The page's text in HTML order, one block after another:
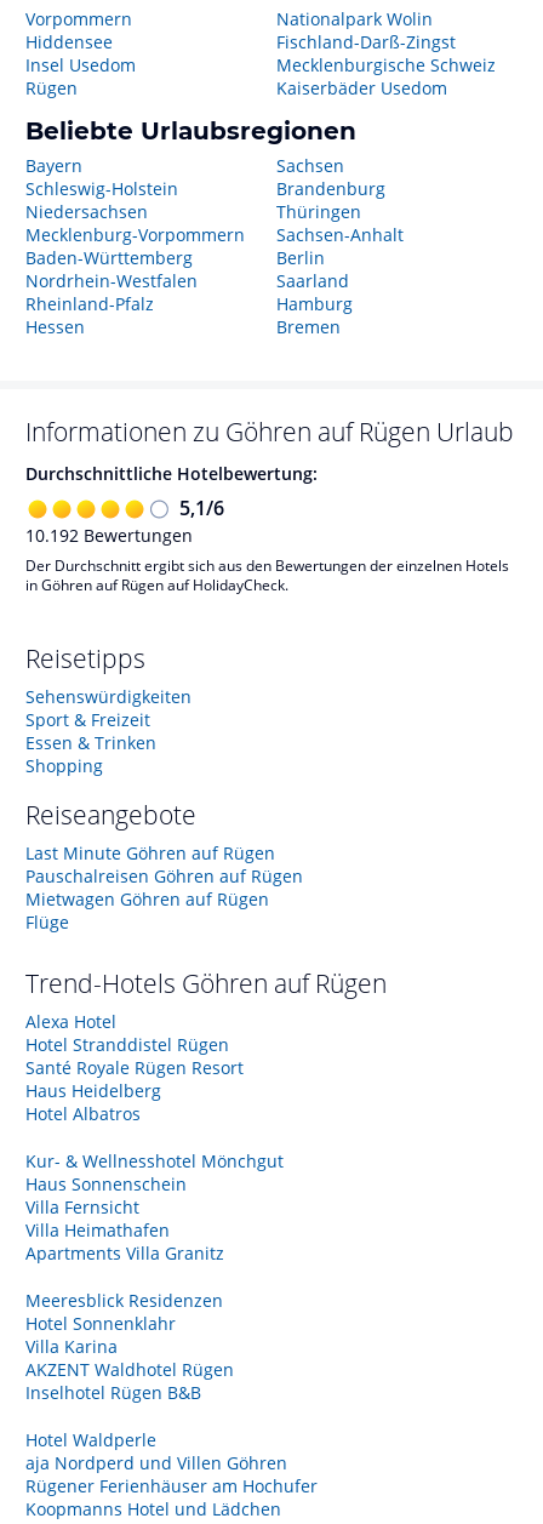
Vorpommern
Hiddensee
Insel Usedom
Rügen
Nationalpark Wolin
Fischland-Darß-Zingst
Mecklenburgische Schweiz
Kaiserbäder Usedom
Beliebte Urlaubsregionen
Bayern
Schleswig-Holstein
Niedersachsen
Mecklenburg-Vorpommern
Baden-Württemberg
Nordrhein-Westfalen
Rheinland-Pfalz
Hessen
Sachsen
Brandenburg
Thüringen
Sachsen-Anhalt
Berlin
Saarland
Hamburg
Bremen
Informationen zu Göhren auf Rügen Urlaub
Durchschnittliche Hotelbewertung:
5,1/6
10.192 Bewertungen
Der Durchschnitt ergibt sich aus den Bewertungen der einzelnen Hotels
in Göhren auf Rügen auf HolidayCheck.
Reisetipps
Sehenswürdigkeiten
Sport & Freizeit
Essen & Trinken
Shopping
Reiseangebote
Last Minute Göhren auf Rügen
Pauschalreisen Göhren auf Rügen
Mietwagen Göhren auf Rügen
Flüge
Trend-Hotels Göhren auf Rügen
Alexa Hotel
Hotel Stranddistel Rügen
Santé Royale Rügen Resort
Haus Heidelberg
Hotel Albatros
Kur- & Wellnesshotel Mönchgut
Haus Sonnenschein
Villa Fernsicht
Villa Heimathafen
Apartments Villa Granitz
Meeresblick Residenzen
Hotel Sonnenklahr
Villa Karina
AKZENT Waldhotel Rügen
Inselhotel Rügen B&B
Hotel Waldperle
aja Nordperd und Villen Göhren
Rügener Ferienhäuser am Hochufer
Koopmanns Hotel und Lädchen